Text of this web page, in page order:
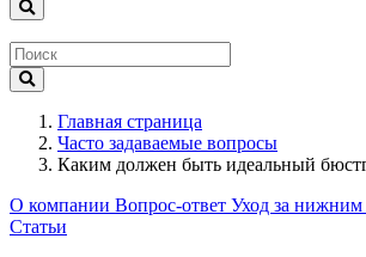
Главная страница
Часто задаваемые вопросы
Каким должен быть идеальный
О компании Вопрос-ответ Уход за нижним
Статьи